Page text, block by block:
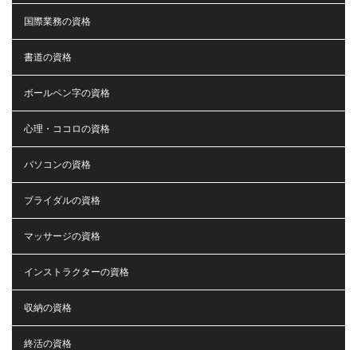
国際業務の資格
書道の資格
ボールペン字の資格
心理・ココロの資格
パソコンの資格
ブライダルの資格
マッサージの資格
インストラクターの資格
収納の資格
終活の資格